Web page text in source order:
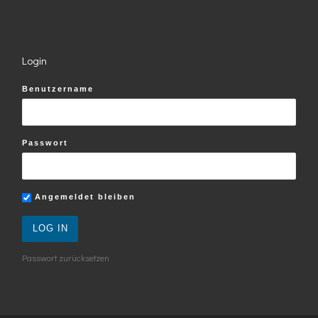
Login
Benutzername
Passwort
Angemeldet bleiben
Passwort zurücksetzen